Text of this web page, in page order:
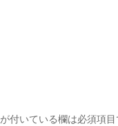
が付いている欄は必須項目